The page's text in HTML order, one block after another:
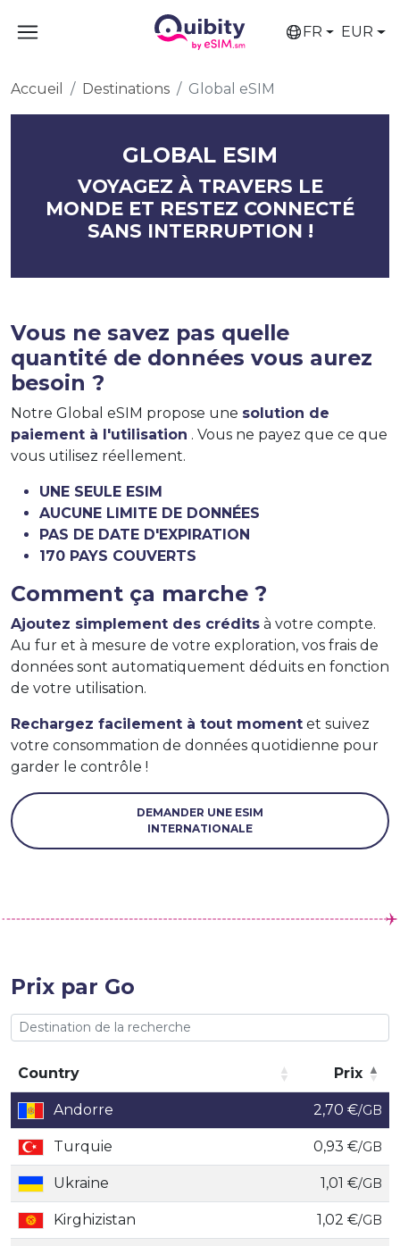
FR EUR
Accueil Destinations Global eSIM
GLOBAL ESIM
VOYAGEZ À TRAVERS LE
MONDE ET RESTEZ CONNECTÉ
SANS INTERRUPTION !
Vous ne savez pas quelle
quantité de données vous aurez
besoin ?
Notre Global eSIM propose une solution de
paiement à l'utilisation . Vous ne payez que ce que
vous utilisez réellement.
UNE SEULE ESIM
AUCUNE LIMITE DE DONNÉES
PAS DE DATE D'EXPIRATION
170 PAYS COUVERTS
Comment ça marche ?
Ajoutez simplement des crédits à votre compte.
Au fur et à mesure de votre exploration, vos frais de
données sont automatiquement déduits en fonction
de votre utilisation.
Rechargez facilement à tout moment et suivez
votre consommation de données quotidienne pour
garder le contrôle !
DEMANDER UNE ESIM
INTERNATIONALE
Prix par Go
Country
Prix
Country
Prix
Andorre 2,70 €/GB
Turquie 0,93 €/GB
Ukraine 1,01 €/GB
Kirghizistan 1,02 €/GB